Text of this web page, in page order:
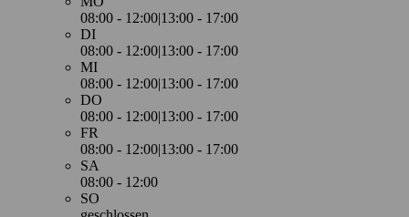
08:00 - 12:00|13:00 - 17:00
DI
08:00 - 12:00|13:00 - 17:00
MI
08:00 - 12:00|13:00 - 17:00
DO
08:00 - 12:00|13:00 - 17:00
FR
08:00 - 12:00|13:00 - 17:00
SA
08:00 - 12:00
SO